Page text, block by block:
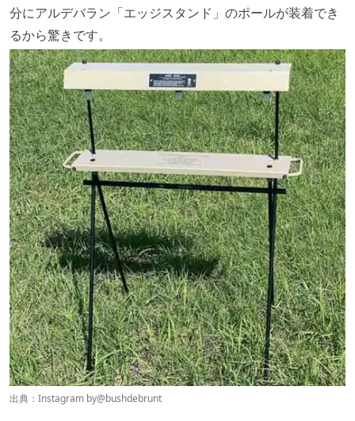
分にアルデバラン「エッジスタンド」のポールが装着でき
るから驚きです。
出典：Instagram by@bushdebrunt